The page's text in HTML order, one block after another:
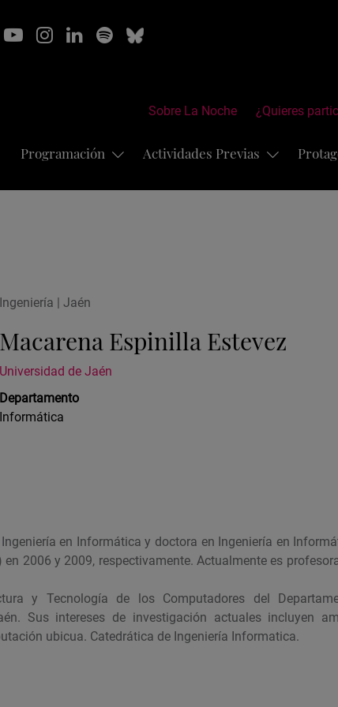
Sobre La Noche ¿Quieres
Programación Actividades Previas
Ingeniería | Jaén
Macarena Espinilla Estevez
Universidad de Jaén
Departamento
Informática
en Informática y doctora en Ingeniería en
2006 y 2009, respectivamente. Actualmente es
y Tecnología de los Computadores del
Sus intereses de investigación actuales incluyen
ubicua. Catedrática de Ingeniería Informatica.